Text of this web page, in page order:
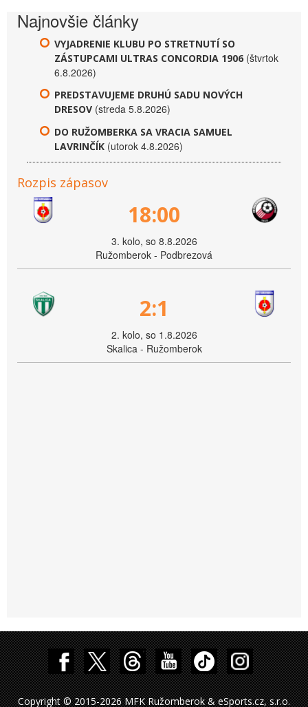
Najnovšie články
VYJADRENIE KLUBU PO STRETNUTÍ SO
ZÁSTUPCAMI ULTRAS CONCORDIA 1906 (štvrtok
6.8.2026)
PREDSTAVUJEME DRUHÚ SADU NOVÝCH
DRESOV (streda 5.8.2026)
DO RUŽOMBERKA SA VRACIA SAMUEL
LAVRINČÍK (utorok 4.8.2026)
Rozpis zápasov
18:00
3. kolo, so 8.8.2026
Ružomberok - Podbrezová
2:1
2. kolo, so 1.8.2026
Skalica - Ružomberok
Copyright © 2015-2026 MFK Ružomberok & eSports.cz, s.r.o.